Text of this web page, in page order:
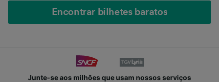
Encontrar bilhetes baratos
Junte-se aos milhões que usam nossos serviços